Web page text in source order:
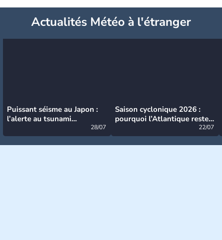
Actualités Météo à l'étranger
Puissant séisme au Japon :
l’alerte au tsunami
28/07
Saison cyclonique 2026 :
pourquoi l’Atlantique reste
22/07